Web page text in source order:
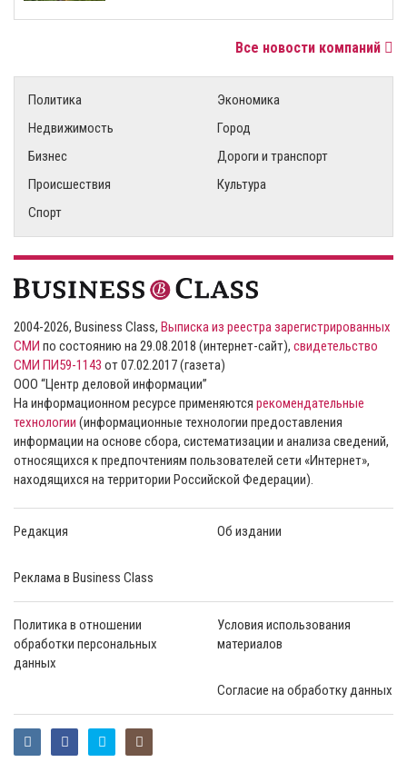
Все новости компаний
Политика
Экономика
Недвижимость
Город
Бизнес
Дороги и транспорт
Происшествия
Культура
Спорт
2004-2026, Business Class, Выписка из реестра зарегистрированных
СМИ по состоянию на 29.08.2018 (интернет-сайт), свидетельство
СМИ ПИ59-1143 от 07.02.2017 (газета)
ООО “Центр деловой информации”
На информационном ресурсе применяются рекомендательные
технологии (информационные технологии предоставления
информации на основе сбора, систематизации и анализа сведений,
относящихся к предпочтениям пользователей сети «Интернет»,
находящихся на территории Российской Федерации).
Редакция Об издании
Реклама в Business Class
Политика в отношении
обработки персональных
данных
Условия использования
материалов
Согласие на обработку данных